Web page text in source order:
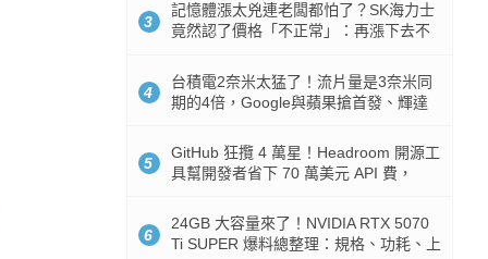
3
記憶體漲太兇連老闆都怕了？SK海力士
竟然認了價格「不正常」：再漲下去不
4
台積電2奈米太猛了！流片量是3奈米同
期的4倍，Google與蘋果搶首發、輝達
5
GitHub 狂攬 4 萬星！Headroom 開源工
具幫開發者省下 70 萬美元 API 費，
6
24GB 大容量來了！NVIDIA RTX 5070
Ti SUPER 爆料總整理：規格、功耗、上